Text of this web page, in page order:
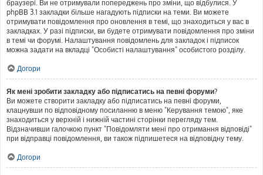
браузері. Ви не отримували попереджень про зміни, що відбулися. У
phpBB 3.1 закладки більше нагадують підписки на теми. Ви можете
отримувати повідомлення про оновлення в темі, що знаходиться у вас в
закладках. У разі підписки, ви будете отримувати повідомлення про зміни
в темі чи форумі. Налаштування повідомлень для закладок і підписок
можна задати на вкладці "Особисті налаштування" особистого розділу.
Догори
Як мені зробити закладку або підписатись на певні форуми?
Ви можете створити закладку або підписатись на певні форуми,
клацнувши по відповідному посиланню в меню "Керування темою", яке
знаходиться у верхній і нижній частині сторінки перегляду тем.
Відзначивши галочкою пункт "Повідомляти мені про отримання відповіді"
при відправці повідомлення, ви також підпишетеся на відповідну тему.
Догори